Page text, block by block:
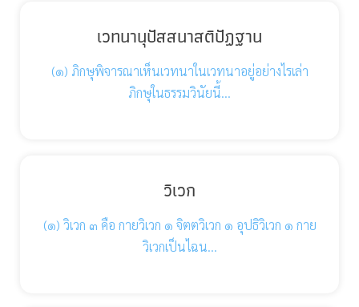
เวทนานุปัสสนาสติปัฏฐาน
(๑) ภิกษุพิจารณาเห็นเวทนาในเวทนาอยู่อย่างไรเล่า
ภิกษุในธรรมวินัยนี้…
วิเวก
(๑) วิเวก ๓ คือ กายวิเวก ๑ จิตตวิเวก ๑ อุปธิวิเวก ๑ กาย
วิเวกเป็นไฉน…